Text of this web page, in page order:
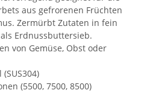
aus gefrorenen Früchten
Zermürbt Zutaten in fein
Erdnussbuttersieb.
von Gemüse, Obst oder
(5500, 7500, 8500)